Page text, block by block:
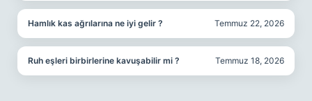
Hamlık kas ağrılarına ne iyi gelir ? Temmuz 22, 2026
Ruh eşleri birbirlerine kavuşabilir mi ? Temmuz 18, 2026